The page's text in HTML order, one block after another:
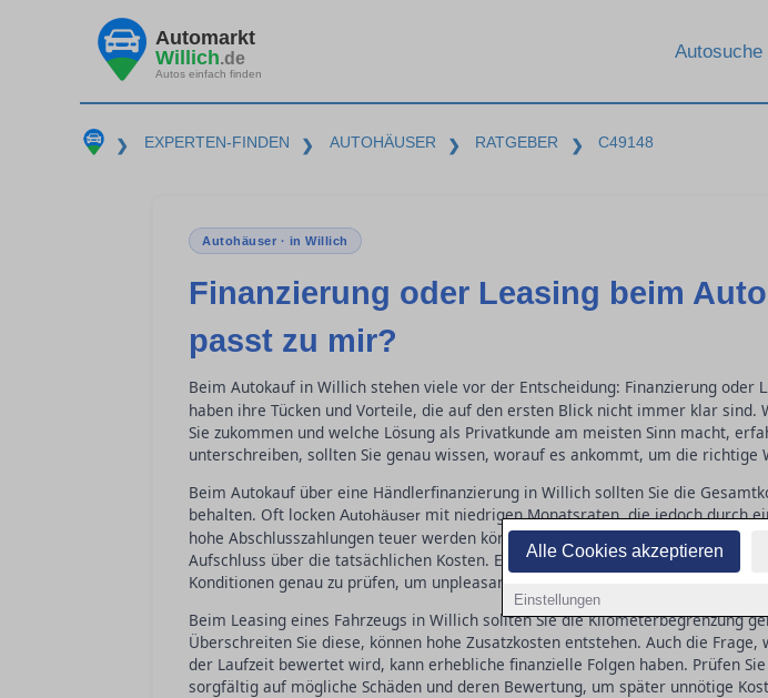
Alle Cookies akzeptieren
Einstellungen
Automarkt
Willich.de
Autos einfach finden
Autosuche
❯ EXPERTEN-FINDEN ❯ AUTOHÄUSER ❯ RATGEBER ❯ C49148
Autohäuser · in Willich
Finanzierung oder Leasing beim
passt zu mir?
Beim Autokauf in Willich stehen viele vor der Entscheidung: Finanzierung oder
haben ihre Tücken und Vorteile, die auf den ersten Blick nicht immer klar sind.
Sie zukommen und welche Lösung als Privatkunde am meisten Sinn macht,
unterschreiben, sollten Sie genau wissen, worauf es ankommt, um die richtige
Beim Autokauf über eine Händlerfinanzierung in Willich sollten Sie die
behalten. Oft locken Autohäuser mit niedrigen Monatsraten, die jedoch durch
hohe Abschlusszahlungen teuer werden können. Ein kritischer Blick auf den
Aufschluss über die tatsächlichen Kosten. Es lohnt sich, verschiedene
Konditionen genau zu prüfen, um unpleasant surprises zu vermeiden.
Beim Leasing eines Fahrzeugs in Willich sollten Sie die Kilometerbegrenzung
Überschreiten Sie diese, können hohe Zusatzkosten entstehen. Auch die Frage,
der Laufzeit bewertet wird, kann erhebliche finanzielle Folgen haben. Prüfen
sorgfältig auf mögliche Schäden und deren Bewertung, um später unnötige